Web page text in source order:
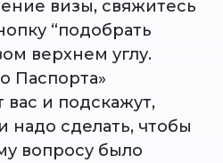
визы, свяжитесь
“подобрать
верхнем углу.
Паспорта»
вас и подскажут,
надо сделать, чтобы
вопросу было